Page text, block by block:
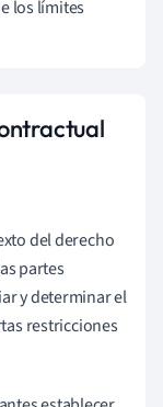
los límites
del derecho
partes
y determinar el
restricciones